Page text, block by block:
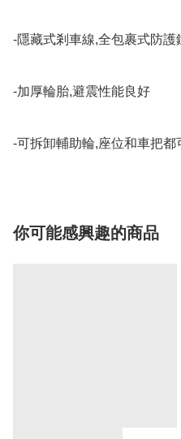
-隱藏式剎車線,全包裹式防
-加厚輪胎,避震性能良好
你可能感興趣的商品